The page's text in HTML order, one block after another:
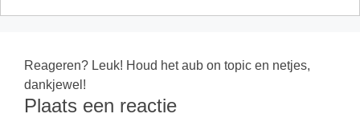
Reageren? Leuk! Houd het aub on topic en netjes,
dankjewel!
Plaats een reactie